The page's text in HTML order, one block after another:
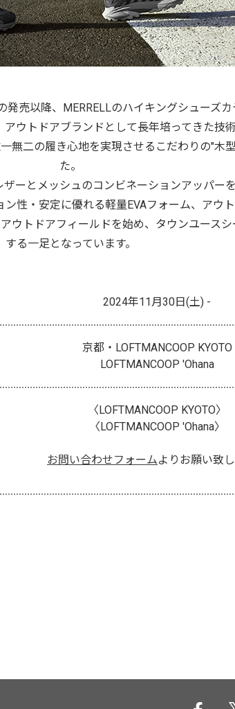
発売以降、MERRELLのハイキングシューズ
ウトドアブランドとして長年培ってきた技
無二の履き心地を実現させるこだわりの"木
た。
ーとメッシュのコンビネーションアッパー
性・安定に優れる軽量EVAフォーム、アウ
ウトドアフィールドを始め、タウンユース
する一足となっています。
2024年11月30日(土) -
京都・LOFTMANCOOP KYOTO
LOFTMANCOOP 'Ohana
〈LOFTMANCOOP KYOTO〉
〈LOFTMANCOOP 'Ohana〉
お問い合わせフォームよりお願い致し